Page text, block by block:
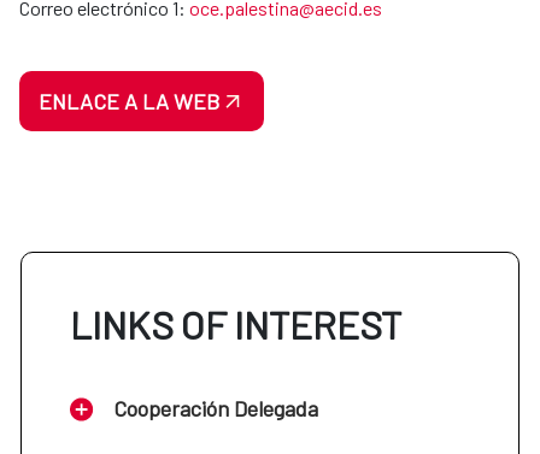
Correo electrónico 1: oce.palestina@aecid.es
ENLACE A LA WEB
LINKS OF INTEREST
Cooperación Delegada